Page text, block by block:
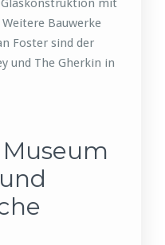
mit
Bauwerke
Foster sind der
und The Gherkin in